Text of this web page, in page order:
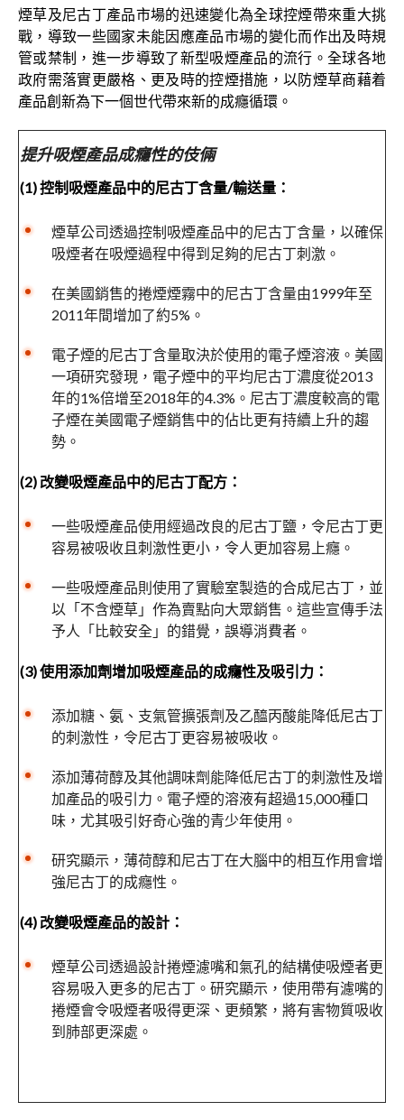
煙草及尼古丁產品市場的迅速變化為全球控煙帶來重大挑
戰，導致一些國家未能因應產品市場的變化而作出及時規
管或禁制，進一步導致了新型吸煙產品的流行。全球各地
政府需落實更嚴格、更及時的控煙措施，以防煙草商藉着
產品創新為下一個世代帶來新的成癮循環。
提升吸煙產品成癮性的伎倆
(1) 控制吸煙產品中的尼古丁含量/輸送量：
煙草公司透過控制吸煙產品中的尼古丁含量，以確保
吸煙者在吸煙過程中得到足夠的尼古丁刺激。
在美國銷售的捲煙煙霧中的尼古丁含量由1999年至
2011年間增加了約5%。
電子煙的尼古丁含量取決於使用的電子煙溶液。美國
一項研究發現，電子煙中的平均尼古丁濃度從2013
年的1%倍增至2018年的4.3%。尼古丁濃度較高的電
子煙在美國電子煙銷售中的佔比更有持續上升的趨
勢。
(2) 改變吸煙產品中的尼古丁配方：
一些吸煙產品使用經過改良的尼古丁鹽，令尼古丁更
容易被吸收且刺激性更小，令人更加容易上癮。
一些吸煙產品則使用了實驗室製造的合成尼古丁，並
以「不含煙草」作為賣點向大眾銷售。這些宣傳手法
予人「比較安全」的錯覺，誤導消費者。
(3) 使用添加劑增加吸煙產品的成癮性及吸引力：
添加糖、氨、支氣管擴張劑及乙醯丙酸能降低尼古丁
的刺激性，令尼古丁更容易被吸收。
添加薄荷醇及其他調味劑能降低尼古丁的刺激性及增
加產品的吸引力。電子煙的溶液有超過15,000種口
味，尤其吸引好奇心強的青少年使用。
研究顯示，薄荷醇和尼古丁在大腦中的相互作用會增
強尼古丁的成癮性。
(4) 改變吸煙產品的設計：
煙草公司透過設計捲煙濾嘴和氣孔的結構使吸煙者更
容易吸入更多的尼古丁。研究顯示，使用帶有濾嘴的
捲煙會令吸煙者吸得更深、更頻繁，將有害物質吸收
到肺部更深處。